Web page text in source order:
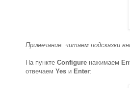
Примечание: читаем подсказки
На пункте Configure нажимаем
отвечаем Yes и Enter: